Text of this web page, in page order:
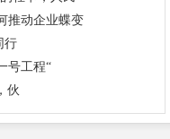
推动企业蝶变
行
号工程“
伙